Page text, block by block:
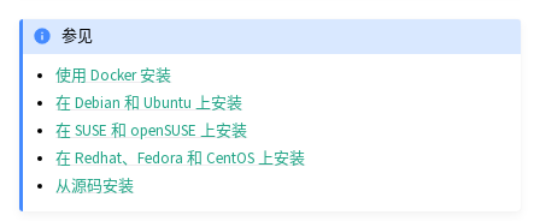
参见
使用 Docker 安装
在 Debian 和 Ubuntu 上安装
在 SUSE 和 openSUSE 上安装
在 Redhat、Fedora 和 CentOS 上安装
从源码安装